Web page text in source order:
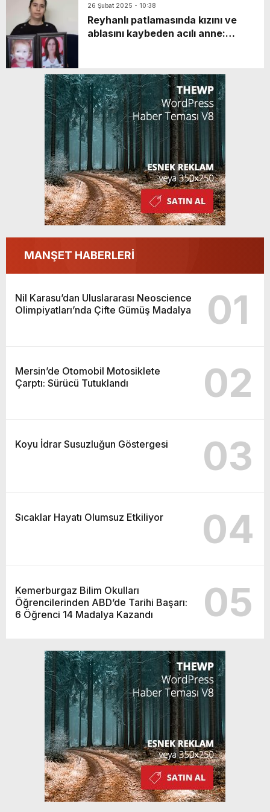
26 Şubat 2025 - 10:38
Reyhanlı patlamasında kızını ve
ablasını kaybeden acılı anne:
kalmadı”
MANŞET HABERLERİ
Nil Karasu’dan Uluslararası Neoscience
Olimpiyatları’nda Çifte Gümüş Madalya
01
Mersin’de Otomobil Motosiklete
Çarptı: Sürücü Tutuklandı
02
Koyu İdrar Susuzluğun Göstergesi 03
Sıcaklar Hayatı Olumsuz Etkiliyor 04
Kemerburgaz Bilim Okulları
Öğrencilerinden ABD’de Tarihi Başarı:
6 Öğrenci 14 Madalya Kazandı
05